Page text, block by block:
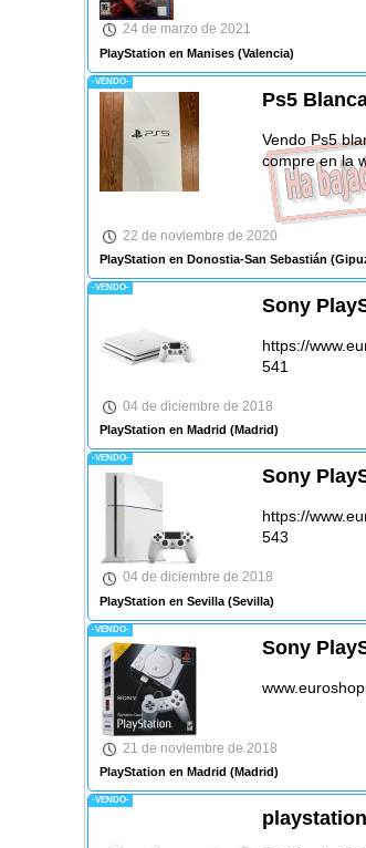
24 de marzo de 2021
PlayStation en Manises(Valencia)
-VENDO-
Ps5
Vendo Ps5
compre en la
22 de noviembre de 2020
PlayStation en Donostia-San Sebastián
-VENDO-
Sony
https://
541
04 de diciembre de 2018
PlayStation en Madrid (Madrid)
-VENDO-
Sony
https://
543
04 de diciembre de 2018
PlayStation en Sevilla(Sevilla)
-VENDO-
Sony
21 de noviembre de 2018
PlayStation en Madrid (Madrid)
-VENDO-